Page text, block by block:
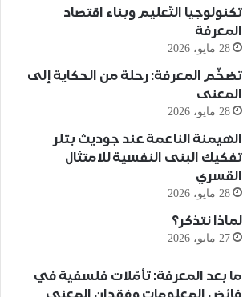
تكنولوجيا التّعليم وبناء اقتصاد
المعرفة
28 مايو، 2026
تضخّم المعرفة: رحلة من الحكاية إلى
المعنى
28 مايو، 2026
الهيمنة الناعمة عند جوديث بتلر
تفكيك البنى النفسية للامتثال
القسري
28 مايو، 2026
لماذا نتذكر؟
27 مايو، 2026
ما بعد المعرفة: تأمّلات فلسفية في